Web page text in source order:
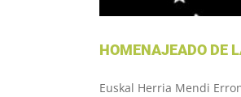
HOMENAJEADO DE
Euskal Herria Mendi